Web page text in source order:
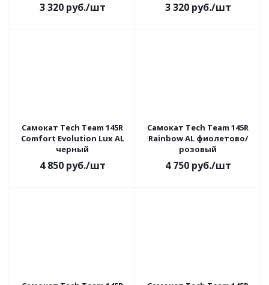
3 320руб./шт 3 320руб./шт
Самокат Tech Team 145R
Comfort Evolution Lux AL
черный
4 850руб./шт
Самокат Tech Team 145R
Rainbow AL фиолетово/
розовый
4 750руб./шт